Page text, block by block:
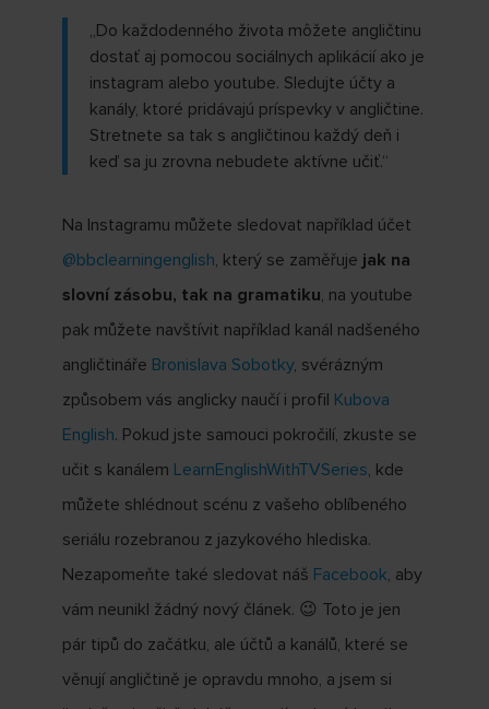
,,Do každodenného života môžete angličtinu
dostať aj pomocou sociálnych aplikácií ako je
instagram alebo youtube. Sledujte účty a
kanály, ktoré pridávajú príspevky v angličtine.
Stretnete sa tak s angličtinou každý deň i
keď sa ju zrovna nebudete aktívne učiť.“
Na Instagramu můžete sledovat například účet
@bbclearningenglish, který se zaměřuje jak na
slovní zásobu, tak na gramatiku, na youtube
pak můžete navštívit například kanál nadšeného
angličtináře Bronislava Sobotky, svérázným
způsobem vás anglicky naučí i profil Kubova
English. Pokud jste samouci pokročilí, zkuste se
učit s kanálem LearnEnglishWithTVSeries, kde
můžete shlédnout scénu z vašeho oblíbeného
seriálu rozebranou z jazykového hlediska.
Nezapomeňte také sledovat náš Facebook, aby
vám neunikl žádný nový článek. 😉 Toto je jen
pár tipů do začátku, ale účtů a kanálů, které se
věnují angličtině je opravdu mnoho, a jsem si